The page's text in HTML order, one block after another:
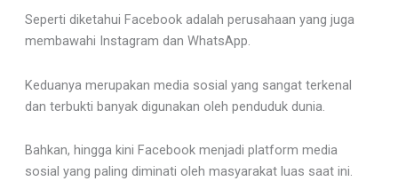
Seperti diketahui Facebook adalah perusahaan yang juga
membawahi Instagram dan WhatsApp.
Keduanya merupakan media sosial yang sangat terkenal
dan terbukti banyak digunakan oleh penduduk dunia.
Bahkan, hingga kini Facebook menjadi platform media
sosial yang paling diminati oleh masyarakat luas saat ini.